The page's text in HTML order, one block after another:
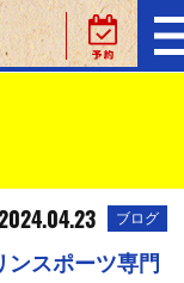
ブログ
スポーツ専門